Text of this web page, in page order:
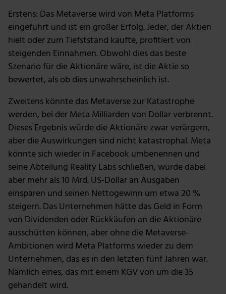
Erstens: Das Metaverse wird von Meta Platforms
eingeführt und ist ein großer Erfolg. Jeder, der Aktien
hielt oder zum Tiefststand kaufte, profitiert von
steigenden Einnahmen. Obwohl dies das beste
Szenario für die Aktionäre wäre, ist die Aktie so
bewertet, als ob dies unwahrscheinlich ist.
Zweitens könnte das Metaverse zur Katastrophe
werden, bei der Meta Milliarden von Dollar verbrennt.
Dieses Ergebnis würde die Aktionäre zwar verärgern,
aber die Auswirkungen sind nicht katastrophal. Meta
könnte sich wieder in Facebook umbenennen und
seine Abteilung Reality Labs schließen, würde dabei
aber mehr als 10 Mrd. US-Dollar an Ausgaben
einsparen und seinen Nettogewinn um etwa 20 %
steigern. Das Unternehmen hätte das Geld in Form
von Dividenden oder Rückkäufen an die Aktionäre
ausschütten können, aber ohne die Metaverse-
Ambitionen wird Meta Platforms wieder zu dem
Unternehmen, das es in den letzten fünf Jahren war.
Nämlich eines, das mit einem KGV von um die 35
gehandelt wird.